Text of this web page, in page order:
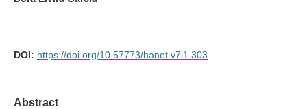
DOI: https://doi.org/10.57773/hanet.v7i1.303
Abstract